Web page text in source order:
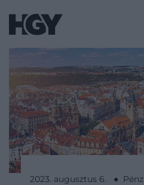
2023. augusztus 6. ● Pénz